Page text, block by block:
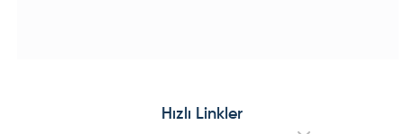
Amarok’un, madencilik, filolar ve
çevreci pikap tutkunları için küresel
pratikliği bir arada arayan
sürücülere hitap ediyor.
Hızlı Linkler